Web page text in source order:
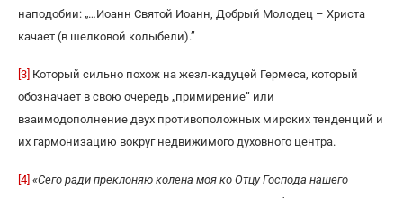
наподобии: „…Иоанн Святой Иоанн, Добрый Молодец – Христа
качает (в шелковой колыбели).”
[3] Который сильно похож на жезл-кадуцей Гермеса, который
обозначает в свою очередь „примирение” или
взаимодополнение двух противоположных мирских тенденций и
их гармонизацию вокруг недвижимого духовного центра.
[4] «Сего ради преклоняю колена моя ко Отцу Господа нашего